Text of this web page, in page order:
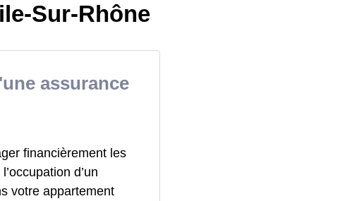
Sur-Rhône
assurance
financièrement les
d’un
votre appartement